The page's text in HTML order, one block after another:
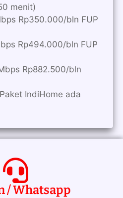
menit)
Rp350.000/bln FUP
Rp494.000/bln FUP
Rp882.500/bln
IndiHome ada
/ Whatsapp